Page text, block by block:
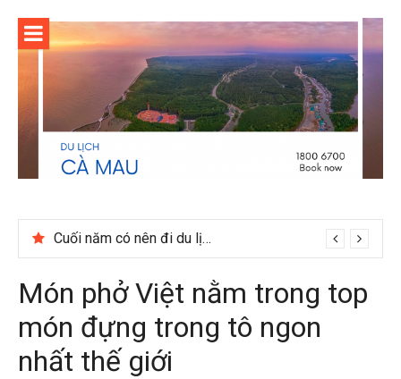
content
Cuối năm có nên đi du lịch Phú Quốc không?
Món phở Việt nằm trong top
món đựng trong tô ngon
nhất thế giới